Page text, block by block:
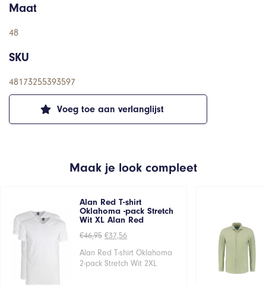
Voeg toe aan verlanglijst
Maat
48
SKU
48173255393597
Maak je look compleet
Alan Red T-shirt
Oklahoma -pack Stretch
Wit XL Alan Red
€46,95 Oorspronkelijke
was:
€46,95.
€37,56Huidige
is:
€37,56.
Alan Red T-shirt Oklahoma
2-pack Stretch Wit 2XL